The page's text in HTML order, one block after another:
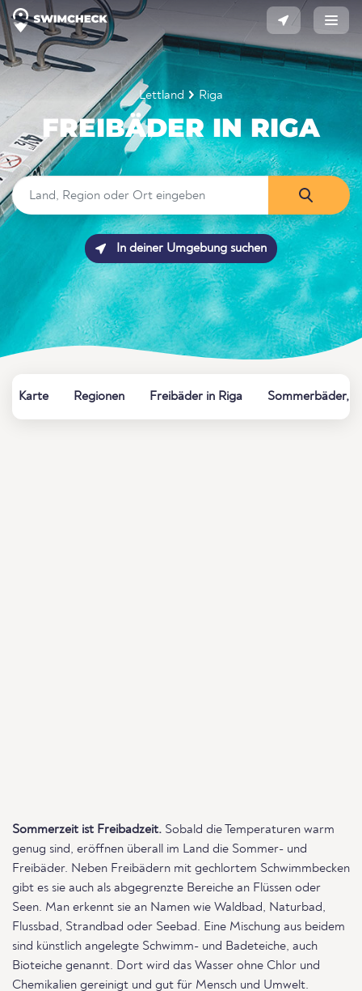
Lettland Riga
FREIBÄDER IN RIGA
In deiner Umgebung suchen
Karte Regionen Freibäder in Riga Sommerbäder,
Sommerzeit ist Freibadzeit. Sobald die Temperaturen warm
genug sind, eröffnen überall im Land die Sommer- und
Freibäder. Neben Freibädern mit gechlortem Schwimmbecken
gibt es sie auch als abgegrenzte Bereiche an Flüssen oder
Seen. Man erkennt sie an Namen wie Waldbad, Naturbad,
Flussbad, Strandbad oder Seebad. Eine Mischung aus beidem
sind künstlich angelegte Schwimm- und Badeteiche, auch
Bioteiche genannt. Dort wird das Wasser ohne Chlor und
Chemikalien gereinigt und gut für Mensch und Umwelt.